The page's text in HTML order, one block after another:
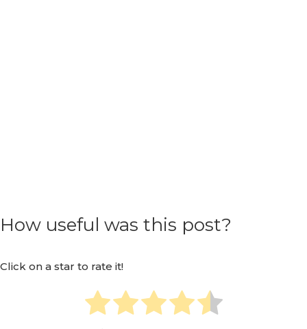
How useful was this post?
Click on a star to rate it!